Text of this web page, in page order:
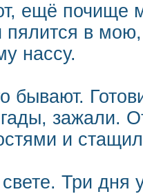
ещё почище
в
нассу.
бывают.
зажали.
и
Три